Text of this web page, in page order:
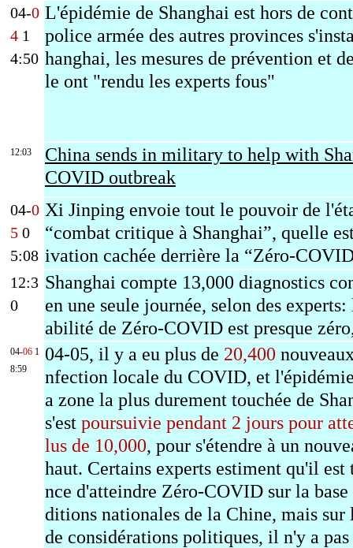
04-0
4 1
4:50
L'épidémie de Shanghai est hors de
police armée des autres provinces
hanghai, les mesures de prévention et
le ont "rendu les experts fous"
12:03
China sends in military to help with
COVID outbreak
04-0
5 0
5:08
Xi Jinping envoie tout le pouvoir de
“combat critique à Shanghai”, quelle
ivation cachée derrière la “Zéro-
12:3
0
Shanghai compte 13,000 diagnostics
en une seule journée, selon des
abilité de Zéro-COVID est presque z
04-06 1
8:59
04-05, il y a eu plus de 20,400
nfection locale du COVID, et
a zone la plus durement touchée de
s'est poursuivie pendant 2 jours pour
lus de 10,000, pour s'étendre à un
haut. Certains experts estiment qu'il est
nce d'atteindre Zéro-COVID sur la base
ditions nationales de la Chine, mais sur
de considérations politiques, il n'y a pas